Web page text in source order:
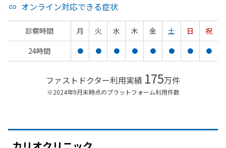
オンライン対応できる症状
診察時間 月 火 水 木 金 土 日
祝
24時間
● ● ● ● ● ● ● ●
ファストドクター利用実績 175万件
※2024年9月末時点のプラットフォーム利用件数